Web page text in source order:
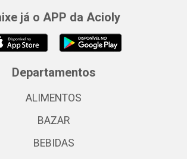
já o APP da Acioly
Departamentos
ALIMENTOS
BAZAR
BEBIDAS